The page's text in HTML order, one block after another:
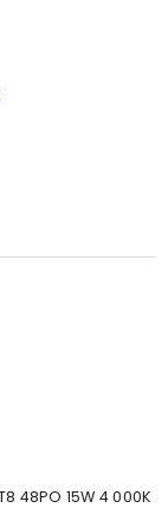
48PO 15W 4 000K